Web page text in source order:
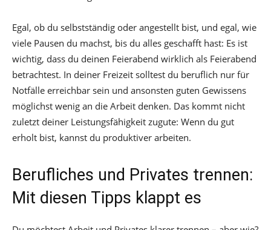
Egal, ob du selbstständig oder angestellt bist, und egal, wie
viele Pausen du machst, bis du alles geschafft hast: Es ist
wichtig, dass du deinen Feierabend wirklich als Feierabend
betrachtest. In deiner Freizeit solltest du beruflich nur für
Notfälle erreichbar sein und ansonsten guten Gewissens
möglichst wenig an die Arbeit denken. Das kommt nicht
zuletzt deiner Leistungsfähigkeit zugute: Wenn du gut
erholt bist, kannst du produktiver arbeiten.
Berufliches und Privates trennen:
Mit diesen Tipps klappt es